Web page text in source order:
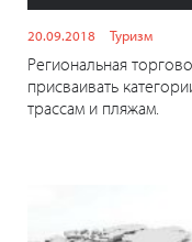
20.09.2018 Туризм
Региональная
присваивать
трассам и пляжам.